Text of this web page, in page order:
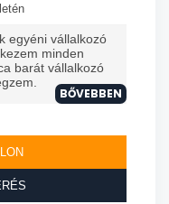
egyéni vállalkozó
minden
barát vállalkozó
BŐVEBBEN